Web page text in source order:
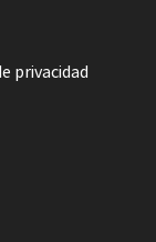
privacidad